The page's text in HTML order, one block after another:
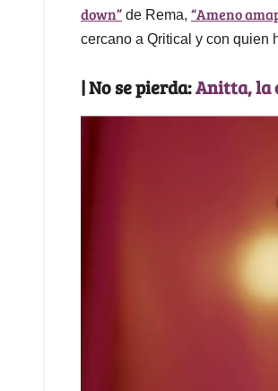
down” de Rema, “Ameno
cercano a Qritical y con quien
| No se pierda:Anitta, la